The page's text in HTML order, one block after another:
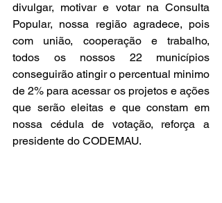
divulgar, motivar e votar na Consulta
Popular, nossa região agradece, pois
com união, cooperação e trabalho,
todos os nossos 22 municípios
conseguirão atingir o percentual minimo
de 2% para acessar os projetos e ações
que serão eleitas e que constam em
nossa cédula de votação, reforça a
presidente do CODEMAU.